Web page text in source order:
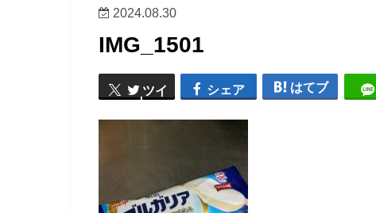
2024.08.30
IMG_1501
ツイ
ート
シェア はてブ